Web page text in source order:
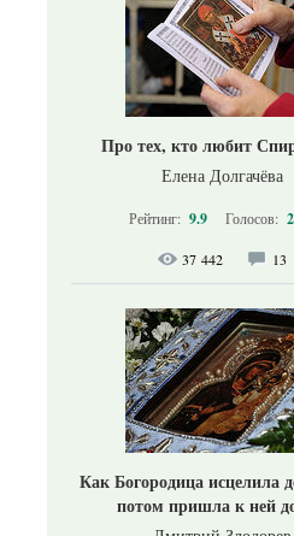
Про тех, кто любит
Елена Долгачёва
Рейтинг: 9.9 Голосов:
37 442 13
Как Богородица исцелила
потом пришла к ней